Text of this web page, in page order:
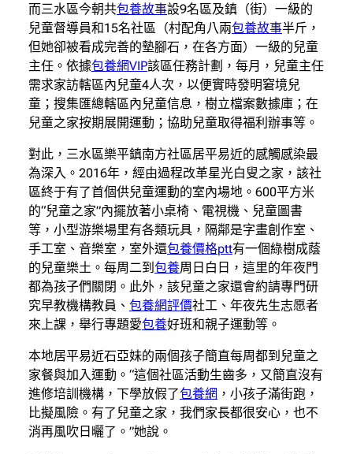
而三水區今朝共包養故事設9名區及鎮（街）一級的
兒童督導員和15名社區（村配角八兩包養故事半斤，
但她卻被看成完善的墊腳石，在各方面）一級的兒童
主任。依據包養網VIP該區任務計劃，每月，兒童主任
需求家訪轄區內兒童4人次，以便實時發明窘境兒
童；搜集匯總轄區內兒童信息，樹立檔案數據庫；在
兒童之家按期展開運動；協助兒童取得福利辦事等。
對此，三水區樂平鎮南方社區居平易近的感觸感染最
為深入。2016年，經由過程改革星光白叟之家，該社
區終于有了首個供兒童運動的室內場地。600平方米
的“兒童之家”內擺放著小桌椅、電視機、兒童圖書
等，小型游樂場里有各類玩具，隔鄰是字畫創作室、
手工室、音樂室，室外還包養價格ptt有一個綠樹成蔭
的兒童樂土。每周二到 包養周日白日，這里的年夜門
都為孩子們關閉。此外，該兒童之家還會約請專門研
究早教機構教員、 包養網評價社工、年夜先生志愿者
來上課，舉行專題愛包養好班和親子運動等。
本地居平易近石亞妹的兩個孩子簡直每周都到兒童之
家餐與加入運動。“這個社區活動生齒多，又簡直沒有
進修培訓機構，下學放假了包養網 ，小孩子滿街跑，
比擬風險。有了兒童之家，我們家長都很安心，也不
消再風吹日曬了。”她說。